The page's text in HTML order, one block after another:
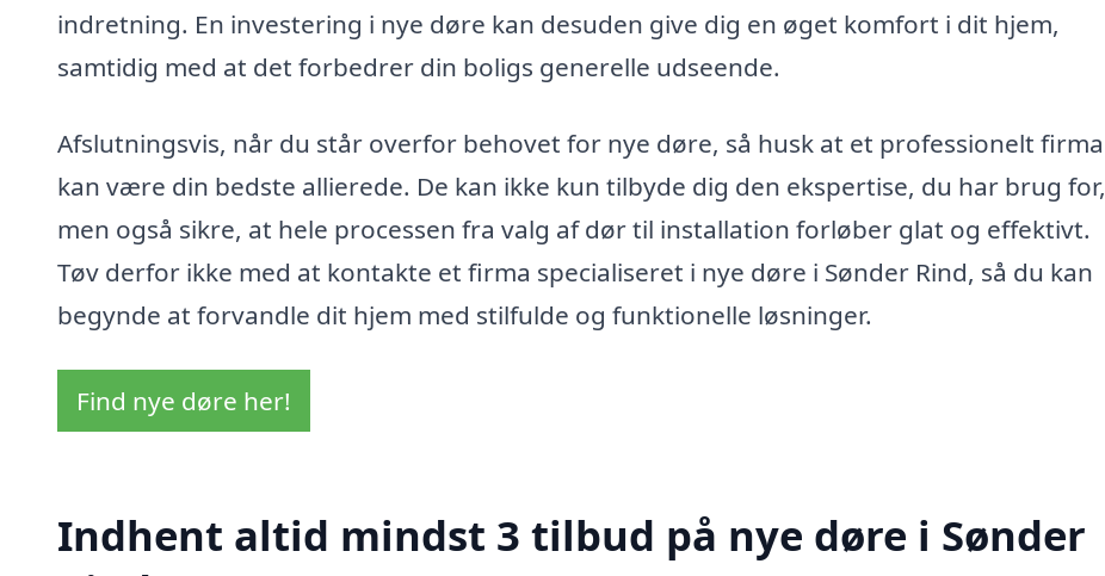
indretning. En investering i nye døre kan desuden give dig en øget komfort i dit hjem,
samtidig med at det forbedrer din boligs generelle udseende.
Afslutningsvis, når du står overfor behovet for nye døre, så husk at et professionelt firma
kan være din bedste allierede. De kan ikke kun tilbyde dig den ekspertise, du har brug for,
men også sikre, at hele processen fra valg af dør til installation forløber glat og effektivt.
Tøv derfor ikke med at kontakte et firma specialiseret i nye døre i Sønder Rind, så du kan
begynde at forvandle dit hjem med stilfulde og funktionelle løsninger.
Find nye døre her!
Indhent altid mindst 3 tilbud på nye døre i Sønder